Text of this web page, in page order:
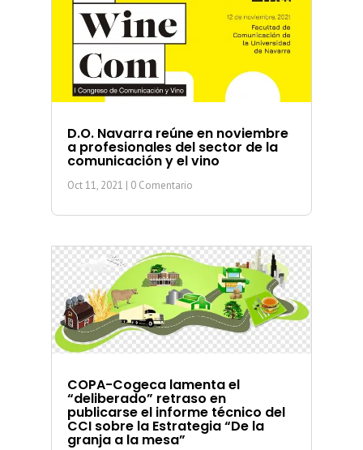
D.O. Navarra reúne en noviembre
a profesionales del sector de la
comunicación y el vino
Oct 11, 2021 | 0 Comentario
COPA-Cogeca lamenta el
“deliberado” retraso en
publicarse el informe técnico del
CCI sobre la Estrategia “De la
granja a la mesa”